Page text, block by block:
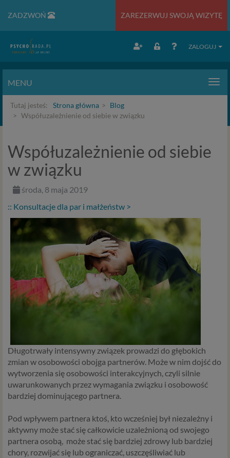
ZADZWOŃ ZAREZERWUJ SWOJĄ WIZYTĘ
ZALOGUJ
MENU
Tutaj jesteś: Strona główna
Blog
Współuzależnienie od siebie w związku
Współuzależnienie od siebie
w związku
środa, 8 maja 2019
:: Konsultacje dla par i małżeństw >
Długotrwały intensywny związek prowadzi do głębokich
zmian w osobowości obojga partnerów. Może w nim dojść do
wytworzenia się osobowości interakcyjnych, czyli silnie
uwarunkowanych przez wymagania związku i osobowość
bardziej dominującego partnera.
Pod wpływem partnera ktoś, kto wcześniej był niezależny i
aktywny może stać się całkowicie uzależnioną od swojego
partnera osobą, może stać się bardziej zdrowy lub bardziej
chory, rozwijać się lub ograniczać, uszczęśliwiać lub